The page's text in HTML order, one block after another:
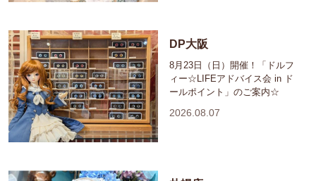
DP大阪
8月23日（日）開催！「ドルフ
ィー☆LIFEアドバイス会 in ド
ールポイント」のご案内☆
2026.08.07